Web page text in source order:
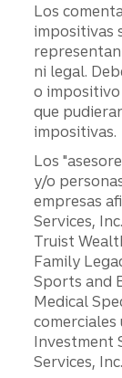
Los
impositivas
ni legal.
o
que
impositivas.
Los
y/o
empresas
Services,
Truist
Family
Sports and
Medical
Investment
Services, Inc.